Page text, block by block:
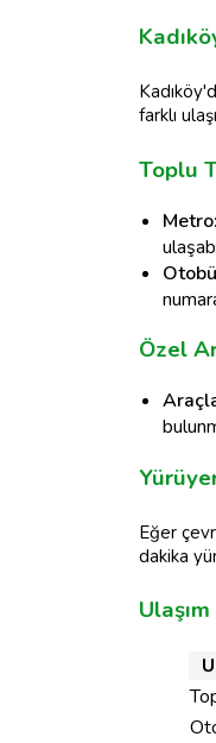
farklı
Toplu
Metro:
Özel
Eğer
dakika